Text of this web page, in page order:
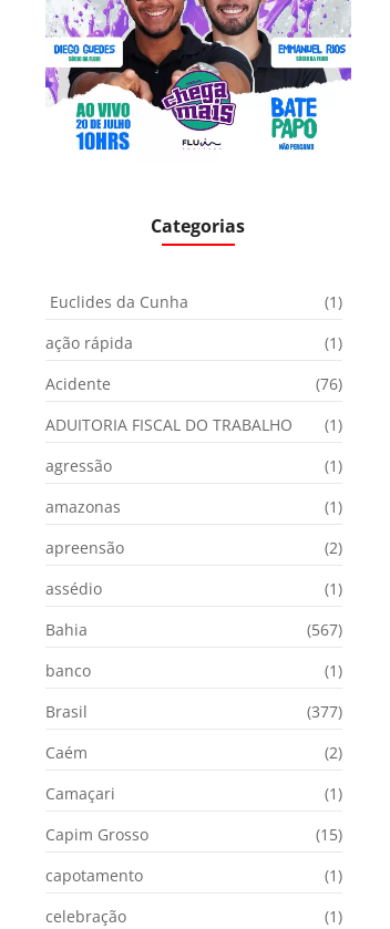
Categorias
Euclides da Cunha
(1)
ação rápida
(1)
Acidente
(76)
ADUITORIA FISCAL DO TRABALHO
(1)
agressão
(1)
amazonas
(1)
apreensão
(2)
assédio
(1)
Bahia
(567)
banco
(1)
Brasil
(377)
Caém
(2)
Camaçari
(1)
Capim Grosso
(15)
capotamento
(1)
celebração
(1)